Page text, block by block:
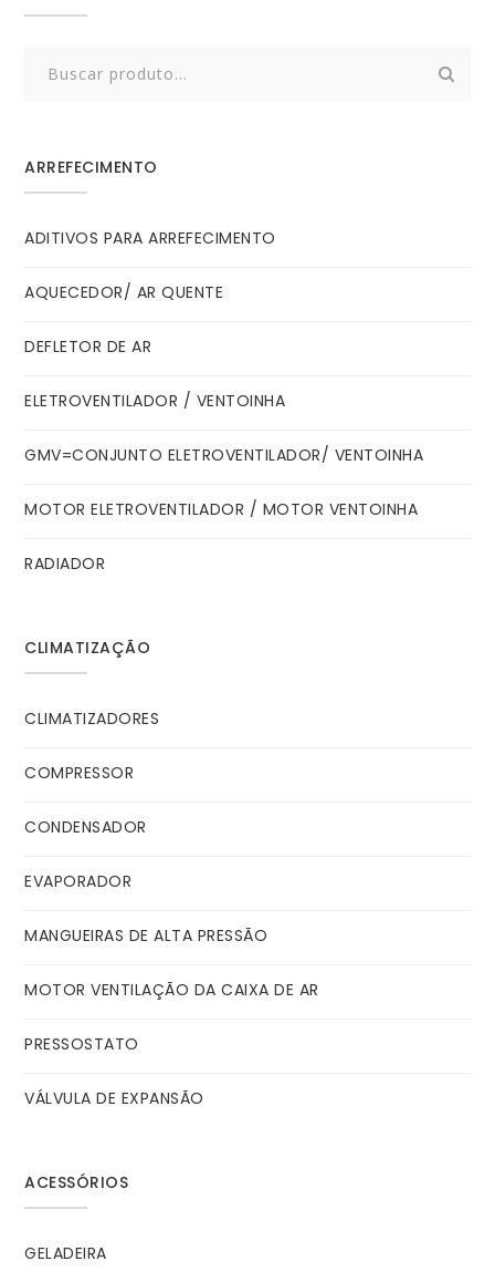
ARREFECIMENTO
ADITIVOS PARA ARREFECIMENTO
AQUECEDOR/ AR QUENTE
DEFLETOR DE AR
ELETROVENTILADOR / VENTOINHA
GMV=CONJUNTO ELETROVENTILADOR/ VENTOINHA
MOTOR ELETROVENTILADOR / MOTOR VENTOINHA
RADIADOR
CLIMATIZAÇÃO
CLIMATIZADORES
COMPRESSOR
CONDENSADOR
EVAPORADOR
MANGUEIRAS DE ALTA PRESSÃO
MOTOR VENTILAÇÃO DA CAIXA DE AR
PRESSOSTATO
VÁLVULA DE EXPANSÃO
ACESSÓRIOS
GELADEIRA